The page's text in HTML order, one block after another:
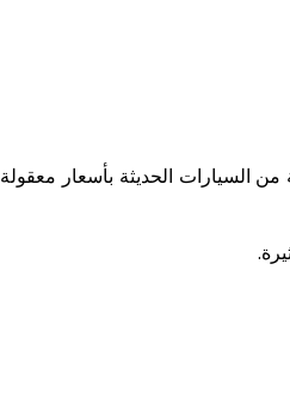
السيارات الحديثة بأسعار معقولة